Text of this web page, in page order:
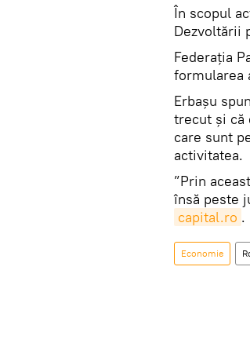
În scopul
Dezvoltării
Federația
formularea
Erbașu
trecut și că
care sunt
activitatea.
”Prin
însă peste
capital.ro .
Economie